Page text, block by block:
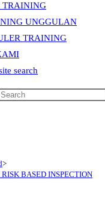
TRAINING
UNGGULAN
TRAINING
search
>
BASED INSPECTION